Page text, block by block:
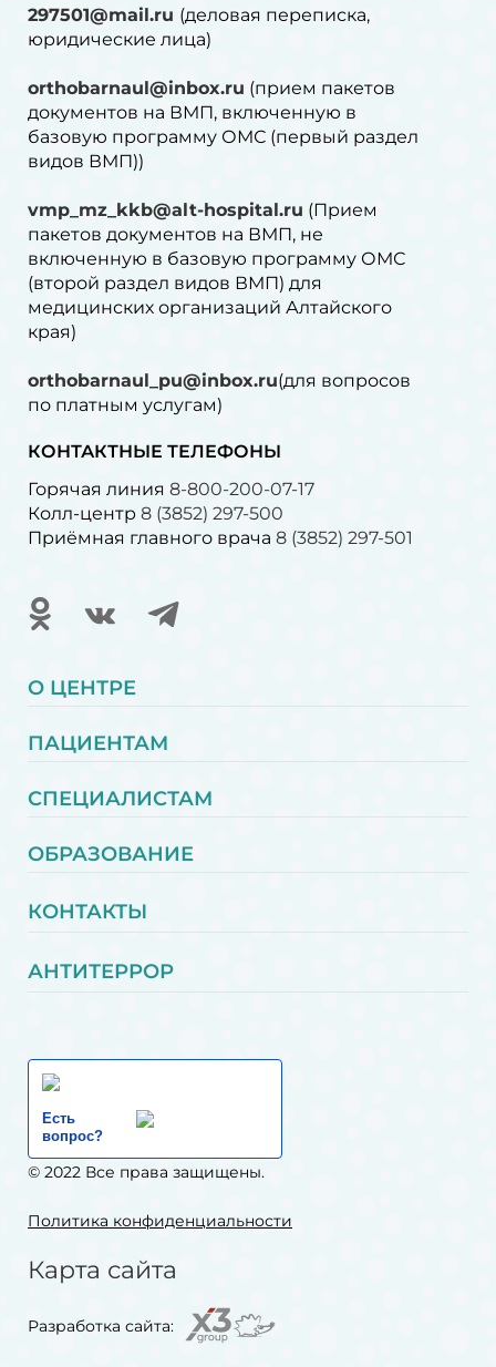
297501@mail.ru (деловая переписка,
юридические лица)
orthobarnaul@inbox.ru (прием пакетов
документов на ВМП, включенную в
базовую программу ОМС (первый раздел
видов ВМП))
vmp_mz_kkb@alt-hospital.ru (Прием
пакетов документов на ВМП, не
включенную в базовую программу ОМС
(второй раздел видов ВМП) для
медицинских организаций Алтайского
края)
orthobarnaul_pu@inbox.ru(для вопросов
по платным услугам)⁠
КОНТАКТНЫЕ ТЕЛЕФОНЫ
Горячая линия 8-800-200-07-17
Колл-центр 8 (3852) 297-500
Приёмная главного врача 8 (3852) 297-501
О ЦЕНТРЕ
ПАЦИЕНТАМ
СПЕЦИАЛИСТАМ
ОБРАЗОВАНИЕ
КОНТАКТЫ
АНТИТЕРРОР
Есть
вопрос?
© 2022 Все права защищены.
Политика конфиденциальности
Карта сайта
Разработка сайта: